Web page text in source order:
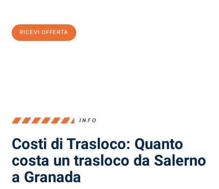
RICEVI OFFERTA
INFO
Costi di Trasloco: Quanto
costa un trasloco da Salerno
a Granada